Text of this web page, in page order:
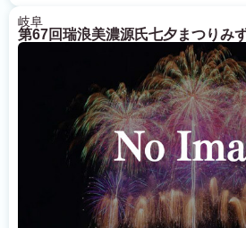
岐阜
第67回瑞浪美濃源氏七夕まつりみ